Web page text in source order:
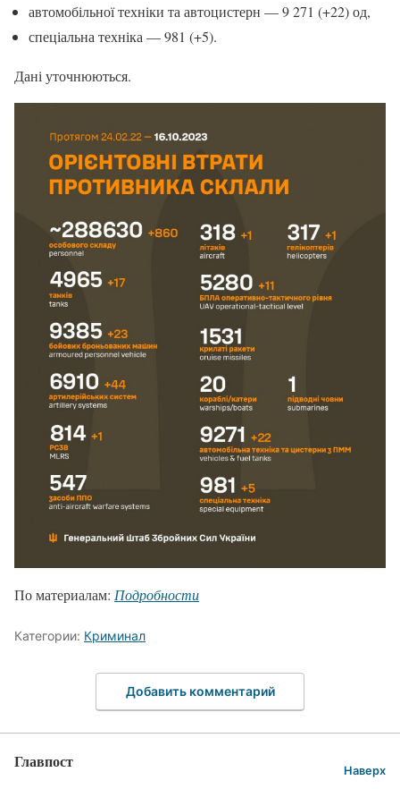
автомобільної техніки та автоцистерн — 9 271 (+22) од,
спеціальна техніка — 981 (+5).
Дані уточнюються.
По материалам: Подробности
Категории: Криминал
Добавить комментарий
Главпост Наверх